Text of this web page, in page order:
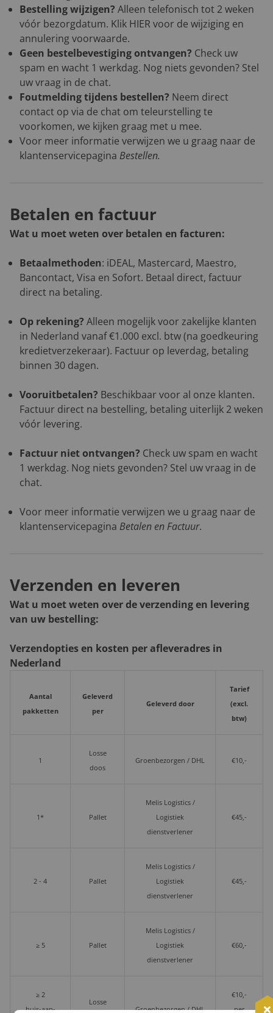
Bestelling wijzigen? Alleen telefonisch tot 2 weken
vóór bezorgdatum. Klik HIERvoor de wijziging en
annulering voorwaarde.
Geen bestelbevestiging ontvangen? Check uw
spam en wacht 1 werkdag. Nog niets gevonden? Stel
uw vraag in de chat.
Foutmelding tijdens bestellen? Neem direct
contact op via de chat om teleurstelling te
voorkomen, we kijken graag met u mee.
Voor meer informatie verwijzen we u graag naar de
klantenservicepagina Bestellen.
Betalen en factuur
Wat u moet weten over betalen en facturen:
Betaalmethoden: iDEAL, Mastercard, Maestro,
Bancontact, Visa en Sofort. Betaal direct, factuur
direct na betaling.
Op rekening? Alleen mogelijk voor zakelijke klanten
in Nederland vanaf €1.000 excl. btw (na goedkeuring
kredietverzekeraar). Factuur op leverdag, betaling
binnen 30 dagen.
Vooruitbetalen? Beschikbaar voor al onze klanten.
Factuur direct na bestelling, betaling uiterlijk 2 weken
vóór levering.
Factuur niet ontvangen? Check uw spam en wacht
1 werkdag. Nog niets gevonden? Stel uw vraag in de
chat.
Voor meer informatie verwijzen we u graag naar de
klantenservicepagina Betalen en Factuur.
Verzenden en leveren
Wat u moet weten over de verzending en levering
van uw bestelling:
Verzendopties en kosten per afleveradres in
Nederland
Aantal
pakketten
Geleverd
per
Geleverd door
Tarief
(excl.
btw)
1
Losse
doos
Groenbezorgen / DHL €10,-
1* Pallet
Melis Logistics /
Logistiek
dienstverlener
€45,-
2 - 4 Pallet
Melis Logistics /
Logistiek
dienstverlener
€45,-
≥ 5 Pallet
Melis Logistics /
Logistiek
dienstverlener
€60,-
≥ 2
huis-aan-
Losse
Groenbezorgen / DHL
€10,-
per